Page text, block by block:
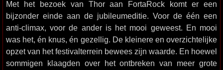
Met het bezoek van Thor aan FortaRock komt er een
bijzonder einde aan de jubileumeditie. Voor de één een
anti-climax, voor de ander is het mooi geweest. En mooi
was het, én knus, én gezellig. De kleinere en overzichtelijke
opzet van het festivalterrein bewees zijn waarde. En hoewel
sommigen klaagden over het ontbreken van meer grote